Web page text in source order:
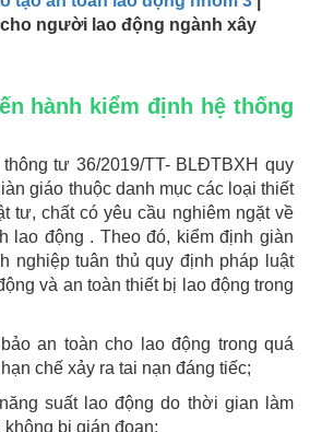
người lao động ngành xây
hành kiểm định hệ thống
tư 36/2019/TT- BLĐTBXH quy
giáo thuộc danh mục các loại thiết
tư, chất có yêu cầu nghiêm ngặt về
lao động . Theo đó, kiểm định giàn
nghiệp tuân thủ quy định pháp luật
và an toàn thiết bị lao động trong
an toàn cho lao động trong quá
chế xảy ra tai nạn đáng tiếc;
suất lao động do thời gian làm
bị gián đoạn;